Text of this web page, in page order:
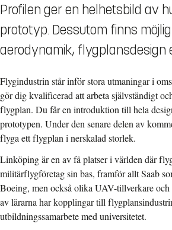
Profilen ger en helhetsbild av
prototyp. Dessutom finns
aerodynamik,
Flygindustrin står inför stora utmaningar i
gör dig kvalificerad att arbeta självständigt
flygplan. Du får en introduktion till hela
prototypen. Under den senare delen av
flyga ett flygplan i nerskalad storlek.
Linköping är en av få platser i världen där
militärflygföretag sin bas, framför allt Saab
Boeing, men också olika UAV-tillverkare
av lärarna har kopplingar till
utbildningssamarbete med universitetet.